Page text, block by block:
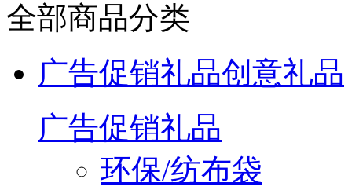
全部商品分类
广告促销礼品创意礼品
广告促销礼品
环保/纺布袋